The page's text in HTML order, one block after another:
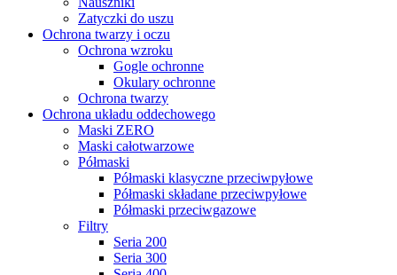
Zatyczki do uszu
Ochrona twarzy i oczu
Ochrona wzroku
Gogle ochronne
Okulary ochronne
Ochrona twarzy
Ochrona układu oddechowego
Maski ZERO
Maski całotwarzowe
Półmaski
Półmaski klasyczne przeciwpyłowe
Półmaski składane przeciwpyłowe
Półmaski przeciwgazowe
Filtry
Seria 200
Seria 300